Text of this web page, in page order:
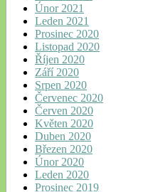
Únor 2021
Leden 2021
Prosinec 2020
Listopad 2020
Říjen 2020
Září 2020
Srpen 2020
Červenec 2020
Červen 2020
Květen 2020
Duben 2020
Březen 2020
Únor 2020
Leden 2020
Prosinec 2019